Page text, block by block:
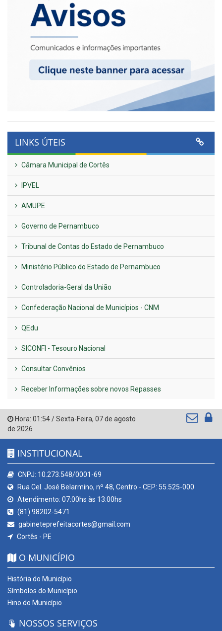
LINKS ÚTEIS
Câmara Municipal de Cortês
IPVEL
AMUPE
Governo de Pernambuco
Tribunal de Contas do Estado de Pernambuco
Ministério Público do Estado de Pernambuco
Controladoria-Geral da União
Confederação Nacional de Municípios - CNM
QEdu
SICONFI - Tesouro Nacional
Consultar Convênios
Receber Informações sobre novos Repasses
Hora: 01:54/Sexta-Feira, 07 de agosto
de 2026
INSTITUCIONAL
CNPJ: 10.273.548/0001-69
Rua Cel. José Belarmino, nº 48, Centro - CEP: 55.525-000
Atendimento: 07:00hs às 13:00hs
(81) 98202-5471
gabineteprefeitacortes@gmail.com
Cortês - PE
O MUNICÍPIO
História do Município
Símbolos do Município
Hino do Município
NOSSOS SERVIÇOS